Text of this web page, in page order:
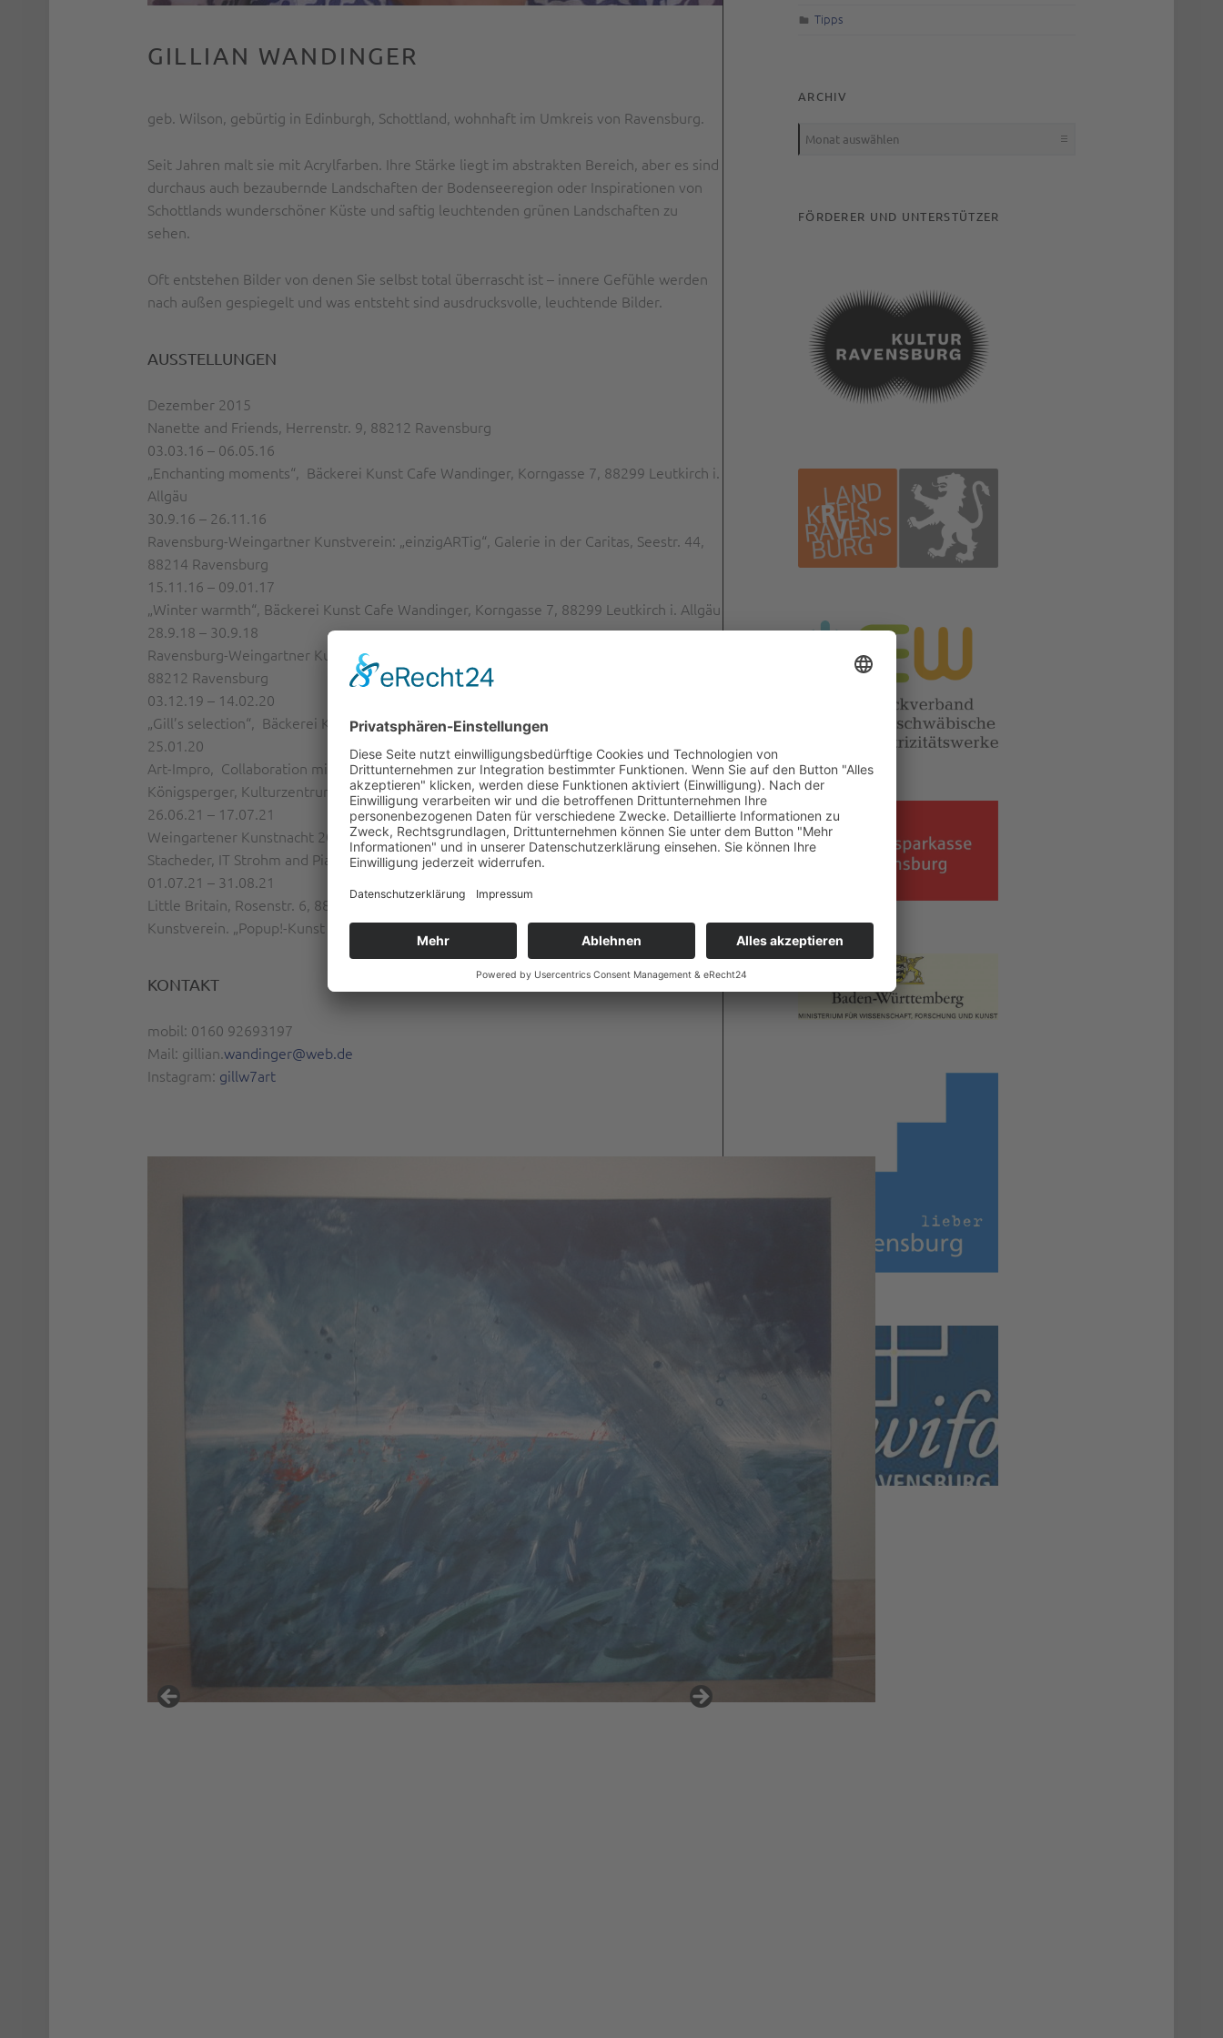
GILLIAN WANDINGER
geb. Wilson, gebürtig in Edinburgh, Schottland, wohnhaft im Umkreis von Ravensburg.
Seit Jahren malt sie mit Acrylfarben. Ihre Stärke liegt im abstrakten Bereich, aber es sind
durchaus auch bezaubernde Landschaften der Bodenseeregion oder Inspirationen von
Schottlands wunderschöner Küste und saftig leuchtenden grünen Landschaften zu
sehen.
Oft entstehen Bilder von denen Sie selbst total überrascht ist – innere Gefühle werden
nach außen gespiegelt und was entsteht sind ausdrucksvolle, leuchtende Bilder.
AUSSTELLUNGEN
Dezember 2015
Nanette and Friends, Herrenstr. 9, 88212 Ravensburg
03.03.16 – 06.05.16
„Enchanting moments“, Bäckerei Kunst Cafe Wandinger, Korngasse 7, 88299 Leutkirch i.
Allgäu
30.9.16 – 26.11.16
Ravensburg-Weingartner Kunstverein: „einzigARTig“, Galerie in der Caritas, Seestr. 44,
88214 Ravensburg
15.11.16 – 09.01.17
„Winter warmth“, Bäckerei Kunst Cafe Wandinger, Korngasse 7, 88299 Leutkirch i. Allgäu
28.9.18 – 30.9.18
Ravensburg-Weingartner Kunstverein: Kunstnacht 2018, Räuberhöhle, Burg Str. 14,
88212 Ravensburg
03.12.19 – 14.02.20
„Gill’s selection“, Bäckerei Kunst Cafe Wandinger,Korngasse 7, 88299 Leutkirch i. Allgäu
25.01.20
Art-Impro, Collaboration mit Atelier Annette Stacheder, Mario Müller und Cornelia
Königsperger, Kulturzentrum Linse e.V., Liebfrauenstr. 58, 88250 Weingarten
26.06.21 – 17.07.21
Weingartener Kunstnacht 2021, (Broner Platz 3,) Collaboration mit Atelier Annette
Stacheder, IT Strohm and Pianohaus Stimmt (Klöckner)
01.07.21 – 31.08.21
Little Britain, Rosenstr. 6, 88122 Ravensburg. „Farbflecken“’, Ravensburg-Weingarten
Kunstverein. „Popup!-Kunst in Stadtraum“. Teil von #kulturdiefehlt.
KONTAKT
mobil: 0160 92693197
Mail: gillian.wandinger@web.de
Instagram: gillw7art
Tipps
ARCHIV
Archiv
FÖRDERER UND UNTERSTÜTZER